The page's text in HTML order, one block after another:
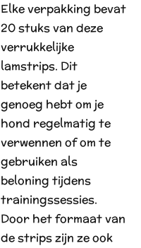
Elke verpakking bevat
20 stuks van deze
verrukkelijke
lamstrips. Dit
betekent dat je
genoeg hebt om je
hond regelmatig te
verwennen of om te
gebruiken als
beloning tijdens
trainingssessies.
Door het formaat van
de strips zijn ze ook